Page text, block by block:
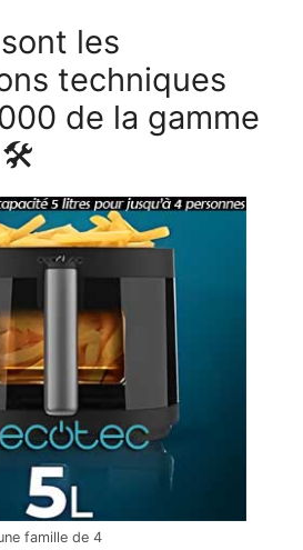
les
techniques
de la gamme
🛠
famille de 4